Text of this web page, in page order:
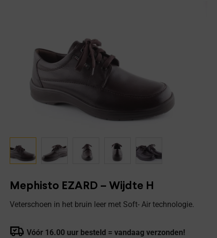
Mephisto EZARD – Wijdte H
Veterschoen in het bruin leer met Soft- Air technologie.
Vóór 16.00 uur besteld = vandaag verzonden!